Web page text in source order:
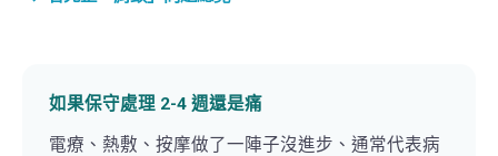
如果保守處理 2-4 週還是痛
電療、熱敷、按摩做了一陣子沒進步、通常代表病